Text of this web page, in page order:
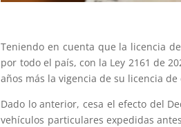
Teniendo en cuenta que la licencia
por todo el país, con la Ley 2161 de
años más la vigencia de su licencia de
Dado lo anterior, cesa el efecto del
vehículos particulares expedidas